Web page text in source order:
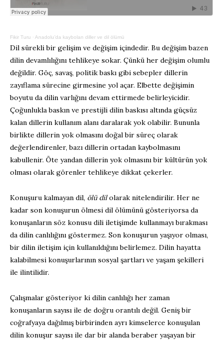
Fikir Turu · Anadolu’da kaybolan diller ve dil ölümü
Dil sürekli bir gelişim ve değişim içindedir. Bu değişim bazen
dilin devamlılığını tehlikeye sokar. Çünkü her değişim olumlu
değildir. Göç, savaş, politik baskı gibi sebepler dillerin
zayıflama sürecine girmesine yol açar. Elbette değişimin
boyutu da dilin varlığını devam ettirmede belirleyicidir.
Çoğunlukla baskın ve prestijli dilin baskısı altında güçsüz
kalan dillerin kullanım alanı daralarak yok olabilir. Bununla
birlikte dillerin yok olmasını doğal bir süreç olarak
değerlendirenler, bazı dillerin ortadan kaybolmasını
kabullenir. Öte yandan dillerin yok olmasını bir kültürün yok
olması olarak görenler tehlikeye dikkat çekerler.
Konuşuru kalmayan dil, ölü dilolarak nitelendirilir. Her ne
kadar son konuşurun ölmesi dil ölümünü gösteriyorsa da
konuşanların söz konusu dili iletişimde kullanmayı bırakması
da dilin canlılığını göstermez. Son konuşurun yaşıyor olması,
bir dilin iletişim için kullanıldığını belirlemez. Dilin hayatta
kalabilmesi konuşurlarının sosyal şartları ve yaşam şekilleri
ile ilintilidir.
Çalışmalar gösteriyor ki dilin canlılığı her zaman
konuşanların sayısı ile de doğru orantılı değil. Geniş bir
coğrafyaya dağılmış birbirinden ayrı kimselerce konuşulan
dilin konuşur sayısı ile dar bir alanda beraber yaşayan bir